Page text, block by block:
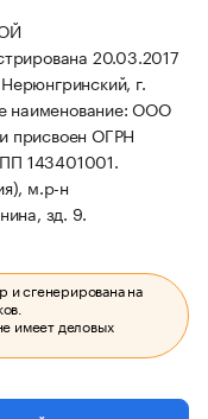
20.03.2017
г.
наименование: ООО
присвоен ОГРН
143401001.
м.р-н
зд. 9.
и сгенерирована на
имеет деловых